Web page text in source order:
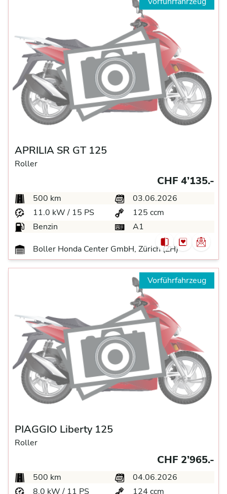
APRILIA SR GT 125
Roller
CHF 4’135.-
500 km
03.06.2026
11.0 kW / 15 PS
125 ccm
Benzin
A1
Boller Honda Center GmbH, Zürich (ZH)
Vorführfahrzeug
PIAGGIO Liberty 125
Roller
CHF 2’965.-
500 km
04.06.2026
8.0 kW / 11 PS
124 ccm